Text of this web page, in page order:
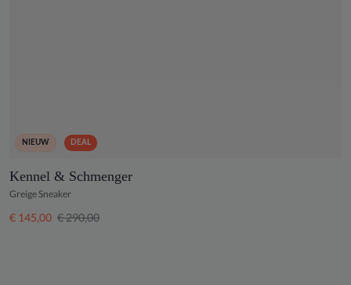
NIEUW DEAL
Kennel & Schmenger
Greige Sneaker
€ 145,00 € 290,00